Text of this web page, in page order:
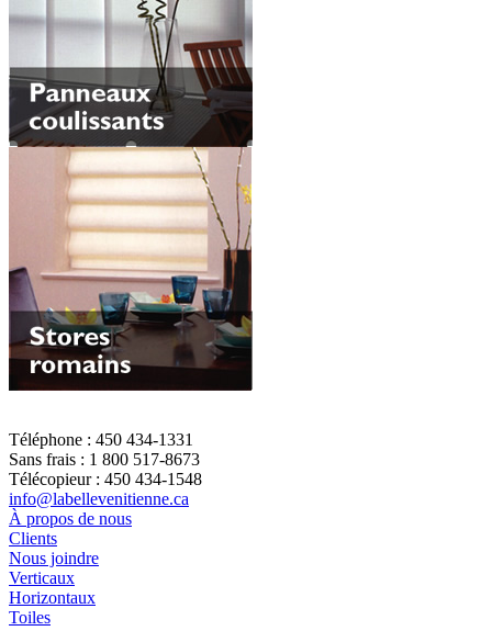
Téléphone : 450 434-1331
Sans frais : 1 800 517-8673
Télécopieur : 450 434-1548
info@labellevenitienne.ca
À propos de nous
Clients
Nous joindre
Verticaux
Horizontaux
Toiles